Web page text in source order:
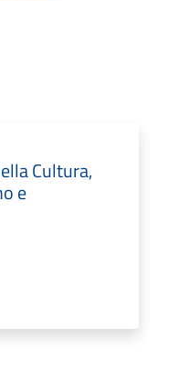
Cultura,
e